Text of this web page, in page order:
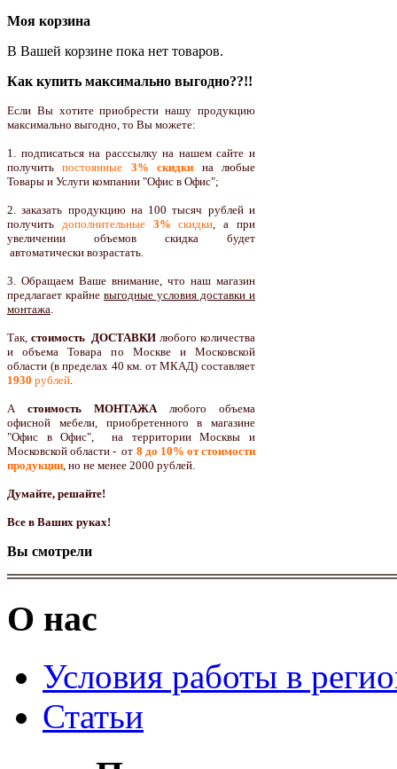
Моя корзина
В Вашей корзине пока нет товаров.
Как купить максимально выгодно??!!
Если Вы хотите приобрести нашу продукцию
максимально выгодно, то Вы можете:
1. подписаться на расссылку на нашем сайте и
получитьпостоянные 3% скидки на любые
Товары и Услуги компании "Офис в Офис";
2. заказать продукцию на 100 тысяч рублей и
получить дополнительные3% скидки, а при
увеличении объемов скидка будет
автоматически возрастать.
3. Обращаем Ваше внимание, что наш магазин
предлагает крайне выгодные условия доставки и
монтажа.
Так, стоимость ДОСТАВКИлюбого количества
и объема Товара по Москве и Московской
области (в пределах 40 км. от МКАД) составляет
1930 рублей.
А стоимость МОНТАЖАлюбого объема
офисной мебели, приобретенного в магазине
"Офис в Офис", на территории Москвы и
Московской области - от 8 до 10% от стоимости
продукции, но не менее 2000 рублей.
Думайте, решайте!
Все в Ваших руках!
Вы смотрели
О нас
Условия работы в
Статьи